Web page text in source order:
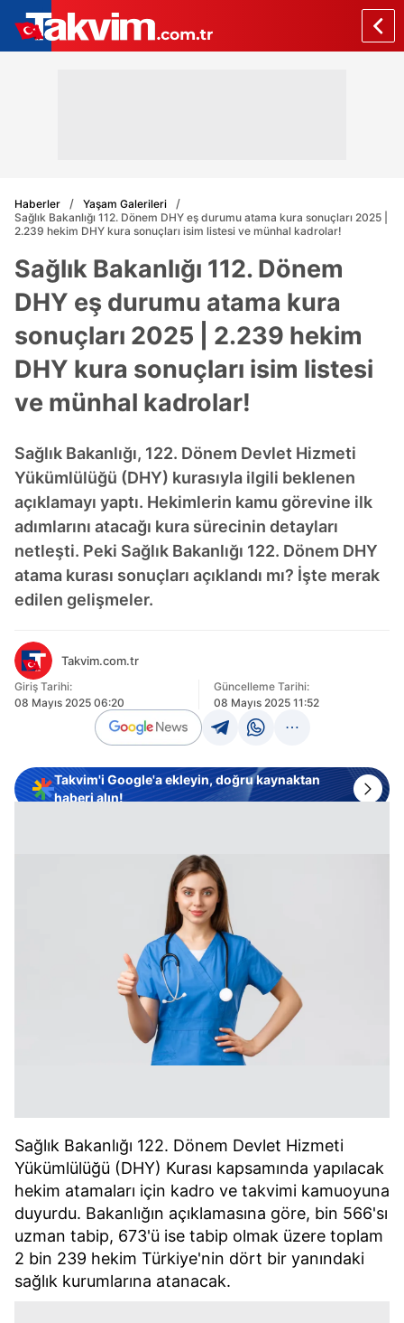
Haberler
Yaşam Galerileri
Sağlık Bakanlığı 112. Dönem DHY eş durumu atama kura sonuçları 2025 |
2.239 hekim DHY kura sonuçları isim listesi ve münhal kadrolar!
Sağlık Bakanlığı 112. Dönem
DHY eş durumu atama kura
sonuçları 2025 | 2.239 hekim
DHY kura sonuçları isim listesi
ve münhal kadrolar!
Sağlık Bakanlığı, 122. Dönem Devlet Hizmeti
Yükümlülüğü (DHY) kurasıyla ilgili beklenen
açıklamayı yaptı. Hekimlerin kamu görevine ilk
adımlarını atacağı kura sürecinin detayları
netleşti. Peki Sağlık Bakanlığı 122. Dönem DHY
atama kurası sonuçları açıklandı mı? İşte merak
edilen gelişmeler.
Takvim.com.tr
Giriş Tarihi:
08 Mayıs 2025 06:20
Güncelleme Tarihi:
08 Mayıs 2025 11:52
Takvim'i Google'a ekleyin, doğru kaynaktan
haberi alın!
Sağlık Bakanlığı 122. Dönem Devlet Hizmeti
Yükümlülüğü (DHY) Kurası kapsamında yapılacak
hekim atamaları için kadro ve takvimi kamuoyuna
duyurdu. Bakanlığın açıklamasına göre, bin 566'sı
uzman tabip, 673'ü ise tabip olmak üzere toplam
2 bin 239 hekim Türkiye'nin dört bir yanındaki
sağlık kurumlarına atanacak.